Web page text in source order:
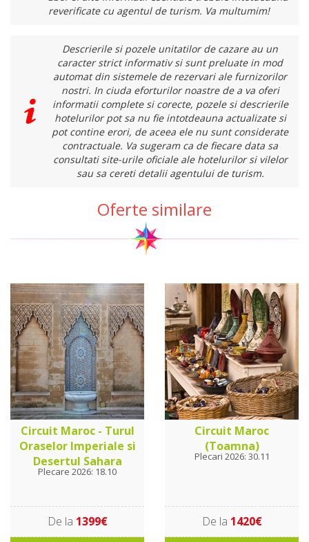
reverificate cu agentul de turism. Va multumim!
Descrierile si pozele unitatilor de cazare au un
caracter strict informativ si sunt preluate in mod
automat din sistemele de rezervari ale furnizorilor
nostri. In ciuda eforturilor noastre de a va oferi
informatii complete si corecte, pozele si descrierile
hotelurilor pot sa nu fie intotdeauna actualizate si
pot contine erori, de aceea ele nu sunt considerate
contractuale. Va sugeram ca de fiecare data sa
consultati site-urile oficiale ale hotelurilor si vilelor
sau sa cereti detalii agentului de turism.
Oferte similare
Circuit Maroc - Turul
Oraselor Imperiale si
Desertul Sahara
Plecare 2026: 18.10
De la 1399€
Circuit Maroc
(Toamna)
Plecari 2026: 30.11
De la 1420€